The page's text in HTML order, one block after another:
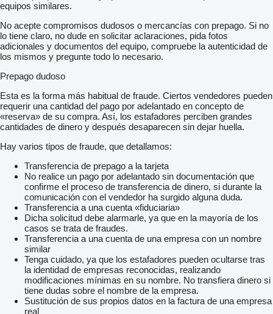
equipos similares.
No acepte compromisos dudosos o mercancías con prepago. Si no
lo tiene claro, no dude en solicitar aclaraciones, pida fotos
adicionales y documentos del equipo, compruebe la autenticidad de
los mismos y pregunte todo lo necesario.
Prepago dudoso
Esta es la forma más habitual de fraude. Ciertos vendedores pueden
requerir una cantidad del pago por adelantado en concepto de
«reserva» de su compra. Así, los estafadores perciben grandes
cantidades de dinero y después desaparecen sin dejar huella.
Hay varios tipos de fraude, que detallamos:
Transferencia de prepago a la tarjeta
No realice un pago por adelantado sin documentación que
confirme el proceso de transferencia de dinero, si durante la
comunicación con el vendedor ha surgido alguna duda.
Transferencia a una cuenta «fiduciaria»
Dicha solicitud debe alarmarle, ya que en la mayoría de los
casos se trata de fraudes.
Transferencia a una cuenta de una empresa con un nombre
similar
Tenga cuidado, ya que los estafadores pueden ocultarse tras
la identidad de empresas reconocidas, realizando
modificaciones mínimas en su nombre. No transfiera dinero si
tiene dudas sobre el nombre de la empresa.
Sustitución de sus propios datos en la factura de una empresa
real